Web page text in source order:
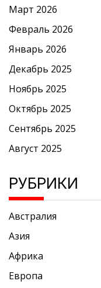
Март 2026
Февраль 2026
Январь 2026
Декабрь 2025
Ноябрь 2025
Октябрь 2025
Сентябрь 2025
Август 2025
РУБРИКИ
Австралия
Азия
Африка
Европа